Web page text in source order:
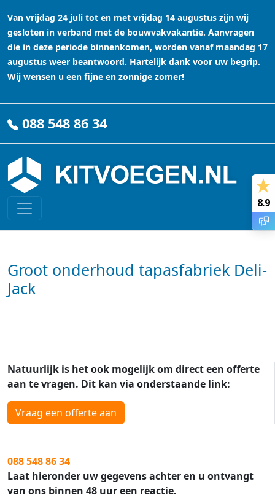
Van vrijdag 24 juli tot en met vrijdag 14 augustus zijn wij
gesloten in verband met de bouwvakvakantie. Aanvragen
die in deze periode binnenkomen, worden vanaf maandag 17
augustus weer beantwoord. Hartelijk dank voor uw begrip.
Wij wensen u een fijne en zonnige zomer!
088 548 86 34
Groot onderhoud tapasfabriek Deli-
Jack
Natuurlijk is het ook mogelijk om direct een offerte
aan te vragen. Dit kan via onderstaande link:
Vraag een offerte aan
088 548 86 34
Laat hieronder uw gegevens achter en u ontvangt
van ons binnen 48 uur een reactie.
8.9